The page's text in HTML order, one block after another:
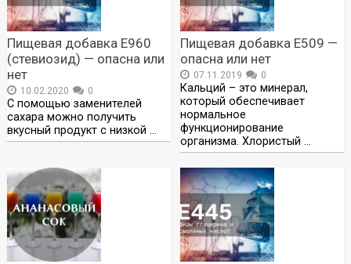
Пищевая добавка Е960
(стевиозид) — опасна или
нет
10.02.2020 0
С помощью заменителей
сахара можно получить
вкусный продукт с низкой …
Пищевая добавка Е509 —
опасна или нет
07.11.2019 0
Кальций – это минерал,
который обеспечивает
нормальное
функционирование
организма. Хлористый …